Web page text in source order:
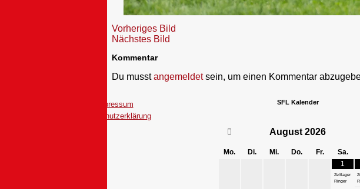
Vorheriges Bild
Nächstes Bild
Kommentar
Du musstangemeldetsein, um einen Kommentar
Impressum
Datenschutzerklärung
SFL Kalender
August 2026
Mo. Di. Mi. Do. Fr. Sa.
1
Zeltlager
Ringer